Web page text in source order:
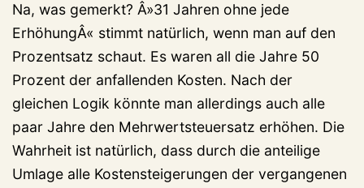
Na, was gemerkt? Â»31 Jahren ohne jede
ErhöhungÂ« stimmt natürlich, wenn man auf den
Prozentsatz schaut. Es waren all die Jahre 50
Prozent der anfallenden Kosten. Nach der
gleichen Logik könnte man allerdings auch alle
paar Jahre den Mehrwertsteuersatz erhöhen. Die
Wahrheit ist natürlich, dass durch die anteilige
Umlage alle Kostensteigerungen der vergangenen